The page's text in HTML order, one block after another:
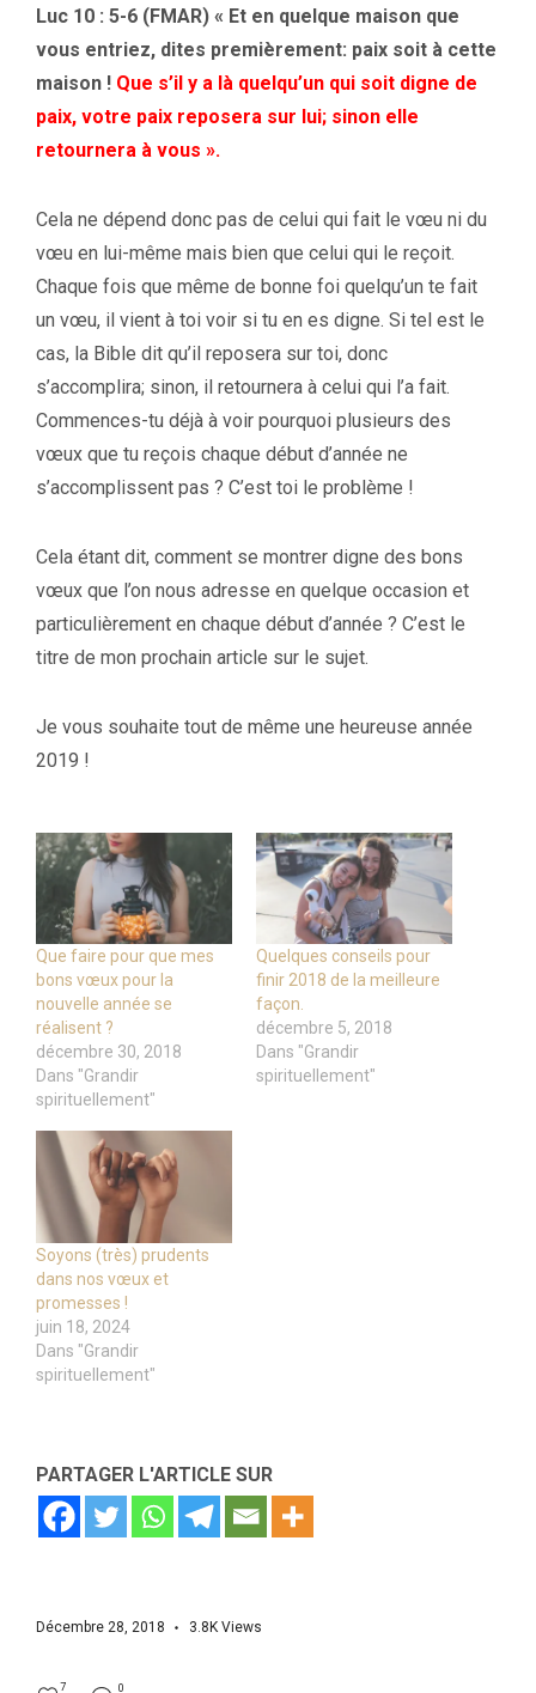
Luc 10 : 5-6 (FMAR) « Et en quelque maison que
vous entriez, dites premièrement: paix soit à cette
maison ! Que s’il y a là quelqu’un qui soit digne de
paix, votre paix reposera sur lui; sinon elle
retournera à vous ».
Cela ne dépend donc pas de celui qui fait le vœu ni du
vœu en lui-même mais bien que celui qui le reçoit.
Chaque fois que même de bonne foi quelqu’un te fait
un vœu, il vient à toi voir si tu en es digne. Si tel est le
cas, la Bible dit qu’il reposera sur toi, donc
s’accomplira; sinon, il retournera à celui qui l’a fait.
Commences-tu déjà à voir pourquoi plusieurs des
vœux que tu reçois chaque début d’année ne
s’accomplissent pas ? C’est toi le problème !
Cela étant dit, comment se montrer digne des bons
vœux que l’on nous adresse en quelque occasion et
particulièrement en chaque début d’année ? C’est le
titre de mon prochain article sur le sujet.
Je vous souhaite tout de même une heureuse année
2019 !
Que faire pour que mes
bons vœux pour la
nouvelle année se
réalisent ?
décembre 30, 2018
Dans "Grandir
spirituellement"
Quelques conseils pour
finir 2018 de la meilleure
façon.
décembre 5, 2018
Dans "Grandir
spirituellement"
Soyons (très) prudents
dans nos vœux et
promesses !
juin 18, 2024
Dans "Grandir
spirituellement"
PARTAGER L'ARTICLE SUR
Décembre 28, 2018 3.8K Views
0
7